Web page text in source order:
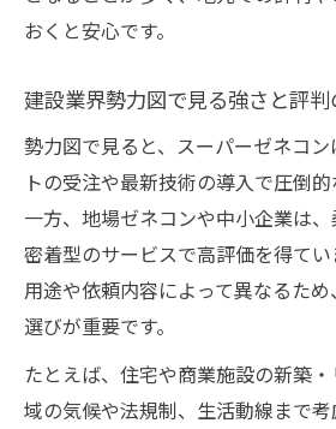
おくと安心です。
建設業界勢力図で見る強さと評
勢力図で見ると、スーパーゼネコ
トの受注や最新技術の導入で圧倒的
一方、地場ゼネコンや中小企業は
密着型のサービスで高評価を得て
用途や依頼内容によって異なるた
選びが重要です。
たとえば、住宅や商業施設の新築
域の気候や法規制、生活動線まで